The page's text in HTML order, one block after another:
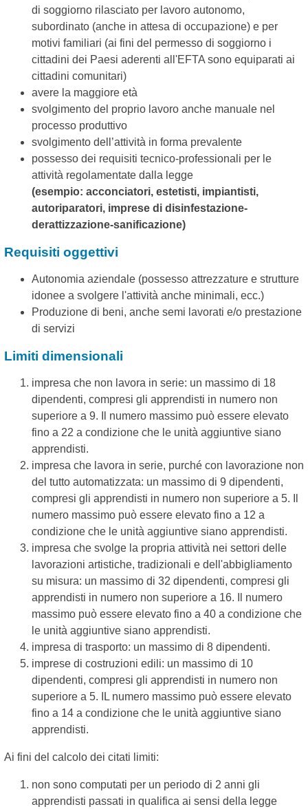
di soggiorno rilasciato per lavoro autonomo,
subordinato (anche in attesa di occupazione) e per
motivi familiari (ai fini del permesso di soggiorno i
cittadini dei Paesi aderenti all'EFTA sono equiparati ai
cittadini comunitari)
avere la maggiore età
svolgimento del proprio lavoro anche manuale nel
processo produttivo
svolgimento dell’attività in forma prevalente
possesso dei requisiti tecnico-professionali per le
attività regolamentate dalla legge
(esempio: acconciatori, estetisti, impiantisti,
autoriparatori, imprese di disinfestazione-
derattizzazione-sanificazione)
Requisiti oggettivi
Autonomia aziendale (possesso attrezzature e strutture
idonee a svolgere l'attività anche minimali, ecc.)
Produzione di beni, anche semi lavorati e/o prestazione
di servizi
Limiti dimensionali
impresa che non lavora in serie: un massimo di 18
dipendenti, compresi gli apprendisti in numero non
superiore a 9. Il numero massimo può essere elevato
fino a 22 a condizione che le unità aggiuntive siano
apprendisti.
impresa che lavora in serie, purché con lavorazione non
del tutto automatizzata: un massimo di 9 dipendenti,
compresi gli apprendisti in numero non superiore a 5. Il
numero massimo può essere elevato fino a 12 a
condizione che le unità aggiuntive siano apprendisti.
impresa che svolge la propria attività nei settori delle
lavorazioni artistiche, tradizionali e dell'abbigliamento
su misura: un massimo di 32 dipendenti, compresi gli
apprendisti in numero non superiore a 16. Il numero
massimo può essere elevato fino a 40 a condizione che
le unità aggiuntive siano apprendisti.
impresa di trasporto: un massimo di 8 dipendenti.
imprese di costruzioni edili: un massimo di 10
dipendenti, compresi gli apprendisti in numero non
superiore a 5. IL numero massimo può essere elevato
fino a 14 a condizione che le unità aggiuntive siano
apprendisti.
Ai fini del calcolo dei citati limiti:
non sono computati per un periodo di 2 anni gli
apprendisti passati in qualifica ai sensi della legge